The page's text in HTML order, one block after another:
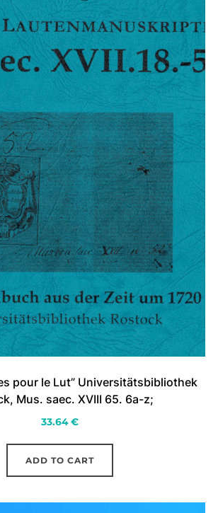
pour le Lut” Universitätsbibliothek
Mus. saec. XVIII 65. 6a-z;
33.64€
ADD TO CART